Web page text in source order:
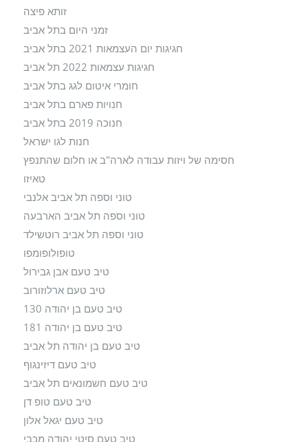
זותא פיצה
זמני היום בתל אביב
חגיגות יום העצמאות 2021 בתל אביב
חגיגות עצמאות 2022 תל אביב
חומרי איטום לגג בתל אביב
חנויות פארם בתל אביב
חנוכה 2019 בתל אביב
חנות לגו ישראל
חסימה של ויזות עבודה לארה"ב או חלום שהתנפץ
טאיזו
טוני וספה תל אביב אלנבי
טוני וספה תל אביב הארבעה
טוני וספה תל אביב רוטשילד
טופולופומפו
טיב טעם אבן גבירול
טיב טעם ארלוזורוב
טיב טעם בן יהודה 130
טיב טעם בן יהודה 181
טיב טעם בן יהודה תל אביב
טיב טעם דיזינגוף
טיב טעם חשמונאים תל אביב
טיב טעם טופ דן
טיב טעם יגאל אלון
טיב טעם סיטי יהודה מכבי